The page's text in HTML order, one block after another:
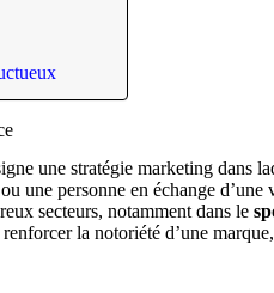
une stratégie marketing dans
une personne en échange
secteurs, notamment dans le
la notoriété d’une